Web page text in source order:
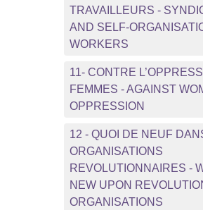
TRAVAILLEURS -
AND SELF-
WORKERS
11- CONTRE
FEMMES - AGAINST
OPPRESSION
12 - QUOI DE NEUF
ORGANISATIONS
REVOLUTIONNAIRES -
NEW UPON
ORGANISATIONS